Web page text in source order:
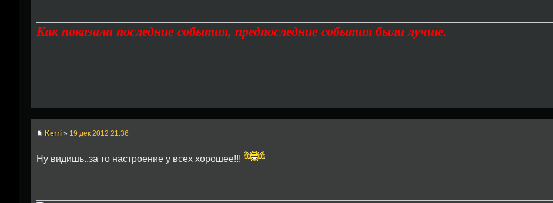
Как показали последние события, предпоследние события были лучше.
Kerri » 19 дек 2012 21:36
Ну видишь..за то настроение у всех хорошее!!!